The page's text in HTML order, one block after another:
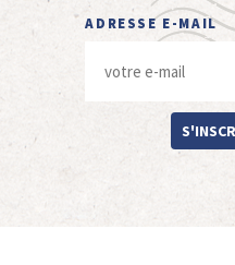
ADRESSE E-MAIL